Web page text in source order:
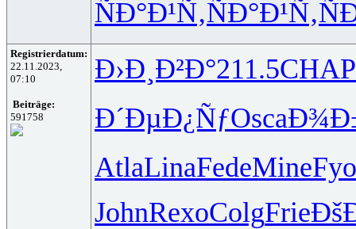
ÑÐ°Ð¹Ñ‚ÑÐ°Ð¹Ñ‚
Registrierdatum:
22.11.2023,
07:10
Beiträge:
591758
Ð›Ð¸Ð²Ð°211.5CHAP
Ð´ÐµÐ¿ÑƒOsca
AtlaLinaFedeMine
JohnRexoColgFrie